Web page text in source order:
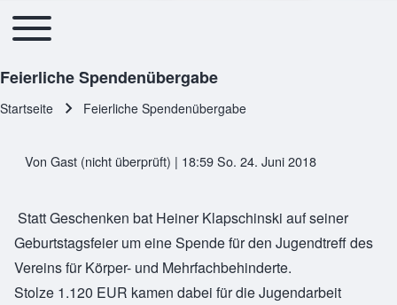
Hauptnavigation
Toggle main menu
Feierliche Spendenübergabe
Startseite Feierliche Spendenübergabe
Von Gast (nicht überprüft) | 18:59 So. 24. Juni 2018
Statt Geschenken bat Heiner Klapschinski auf seiner
Geburtstagsfeier um eine Spende für den Jugendtreff des
Vereins für Körper- und Mehrfachbehinderte.
Stolze 1.120 EUR kamen dabei für die Jugendarbeit